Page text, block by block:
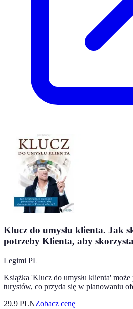
Klucz do umysłu klienta. Jak
potrzeby Klienta, aby
Legimi PL
Książka 'Klucz do umysłu klienta'
turystów, co przyda się w planowaniu
29.9 PLNZobacz cenę